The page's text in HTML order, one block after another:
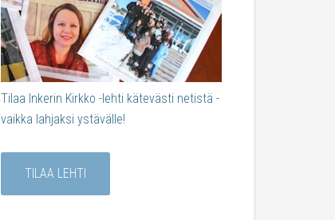
Tilaa Inkerin Kirkko -lehti kätevästi netistä -
vaikka lahjaksi ystävälle!
TILAA LEHTI